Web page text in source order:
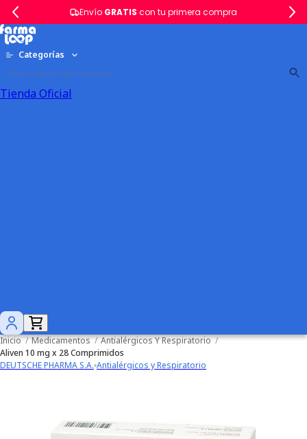
Envío GRATIS con tu primera compra
Categorías
Tienda Oficial
Inicio / Medicamentos / Antialérgicos Y Respiratorio /
Aliven 10 mg x 28 Comprimidos
DEUTSCHE PHARMA S.A. Antialérgicos y Respiratorio